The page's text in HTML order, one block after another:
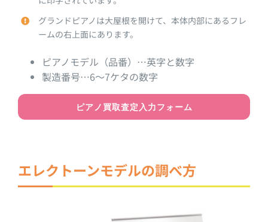
グランドピアノは大屋根を開けて、本体内部にあるフレ
ームの右上面にあります。
ピアノモデル（品番）…英字と数字
製造番号…6～7ケタの数字
ピアノ買取査定入力フォーム
エレクトーンモデルの調べ方